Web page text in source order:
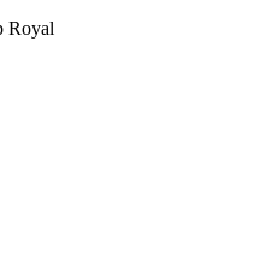
Royal